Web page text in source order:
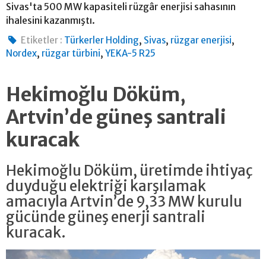
Sivas'ta 500 MW kapasiteli rüzgâr enerjisi sahasının
ihalesini kazanmıştı.
Etiketler : Türkerler Holding, Sivas, rüzgar enerjisi,
Nordex, rüzgar türbini, YEKA-5 R25
Hekimoğlu Döküm,
Artvin’de güneş santrali
kuracak
Hekimoğlu Döküm, üretimde ihtiyaç
duyduğu elektriği karşılamak
amacıyla Artvin’de 9,33 MW kurulu
gücünde güneş enerji santrali
kuracak.